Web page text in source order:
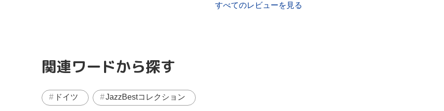
すべてのレビューを見る
関連ワードから探す
ドイツ JazzBestコレクション